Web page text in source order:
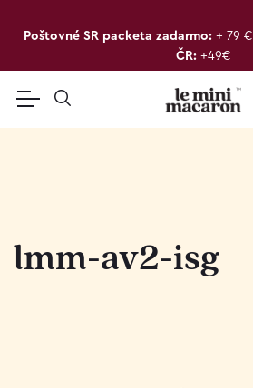
Poštovné SR packeta zadarmo: + 79 €
ČR: +49€
lmm-av2-isg